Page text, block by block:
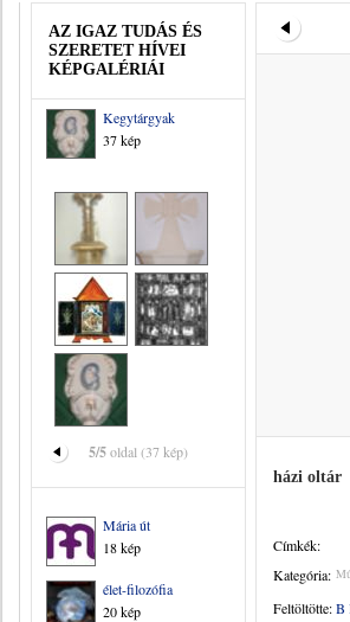
AZ IGAZ TUDÁS ÉS
SZERETET HÍVEI
KÉPGALÉRIÁI
Kegytárgyak
37 kép
5/5oldal (37 kép)
Mária út
18 kép
élet-filozófia
20 kép
házi oltár
Címkék:
Kategória:
Feltöltötte:B